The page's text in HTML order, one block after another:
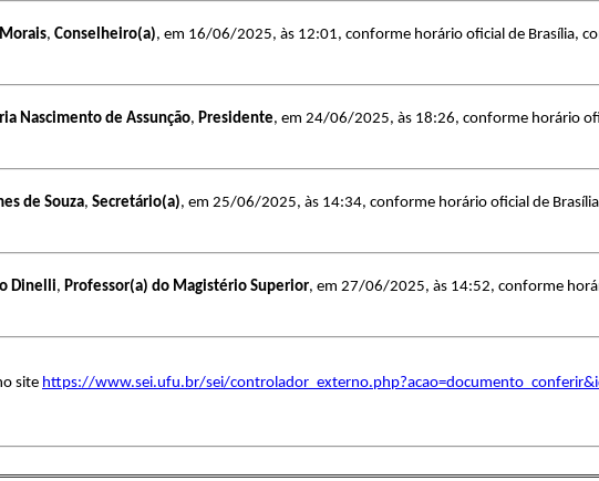
, Conselheiro(a), em 16/06/2025, às 12:01, conforme horário oficial de Brasília,
Nascimento de Assunção, Presidente, em 24/06/2025, às 18:26, conforme horário
de Souza, Secretário(a), em 25/06/2025, às 14:34, conforme horário oficial de
Dinelli, Professor(a) do Magistério Superior, em 27/06/2025, às 14:52, conforme
site https://www.sei.ufu.br/sei/